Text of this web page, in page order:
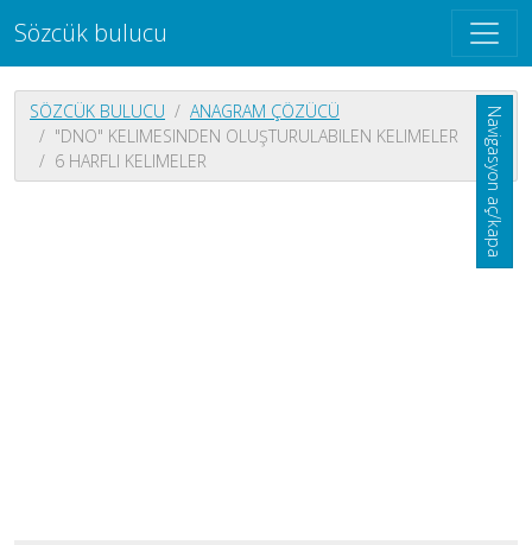
Sözcük bulucu
Navigasyon aç/kapa
SÖZCÜK BULUCU
ANAGRAM ÇÖZÜCÜ
"DNO" KELIMESINDEN OLUŞTURULABILEN KELIMELER
6 HARFLI KELIMELER